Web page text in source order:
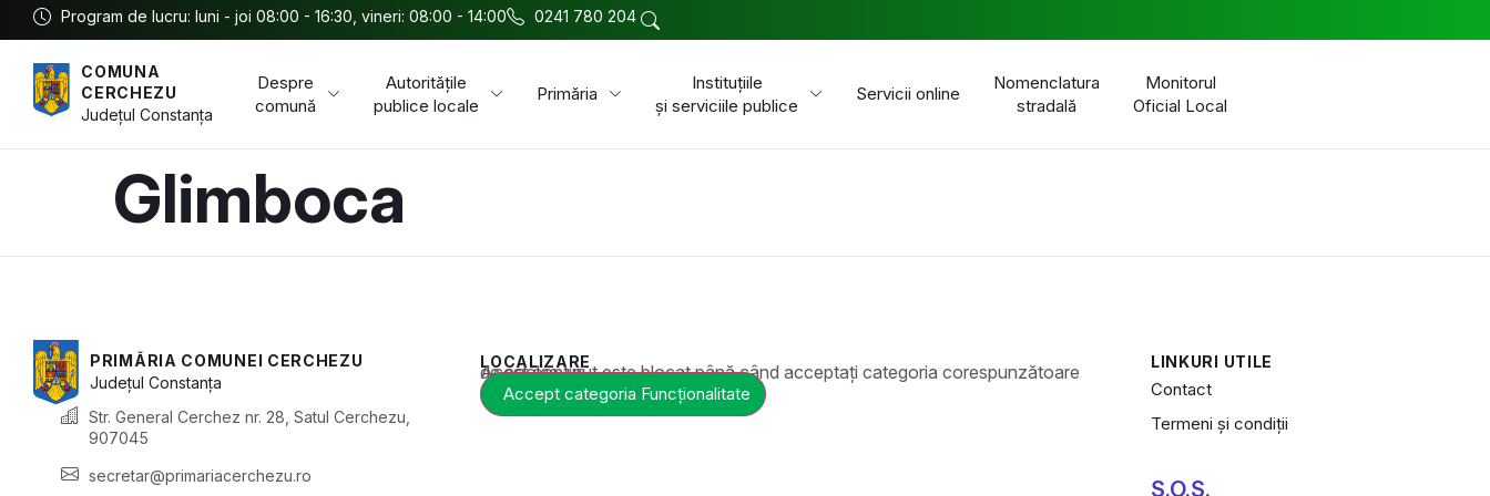
Program de lucru: luni - joi 08:00 - 16:30, vineri: 08:00 - 14:00 0241 780 204
COMUNA
CERCHEZU
JudețulConstanța
Despre
comună
Autoritățile
publice locale
Primăria
Instituțiile
și serviciile publice
Servicii online
Nomenclatura
stradală
Monitorul
Oficial Local
Glimboca
PRIMĂRIA COMUNEI CERCHEZU
JudețulConstanța
Str. General Cerchez nr. 28, Satul Cerchezu,
907045
secretar@primariacerchezu.ro
LOCALIZARE
Acest conținut este blocat până când acceptați categoria corespunzătoare de cookie-uri.
Accept categoria Funcționalitate
LINKURI UTILE
Contact
Termeni și condiții
S.O.S.